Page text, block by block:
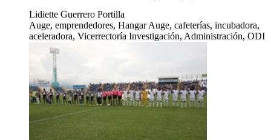
Lidiette Guerrero Portilla
Auge, emprendedores, Hangar Auge, cafeterías, incubadora,
aceleradora, Vicerrectoría Investigación, Administración, ODI